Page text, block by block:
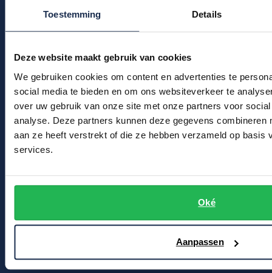
Toestemming Details
Deze website maakt gebruik van cookies
We gebruiken cookies om content en advertenties te
social media te bieden en om ons websiteverkeer te
over uw gebruik van onze site met onze partners voor
analyse. Deze partners kunnen deze gegevens combineren
aan ze heeft verstrekt of die ze hebben verzameld op basis
services.
Oké
Aanpassen
Profuomo
R2
Seidensticker
State of Art
Tommy Hilfiger
Vanguard
Replay
Schiesser
Seidensticker
Thomas Maine
Winkel
Winkel & Openingstijden
Contact
Breestraat 152 - 154
Kortingscode